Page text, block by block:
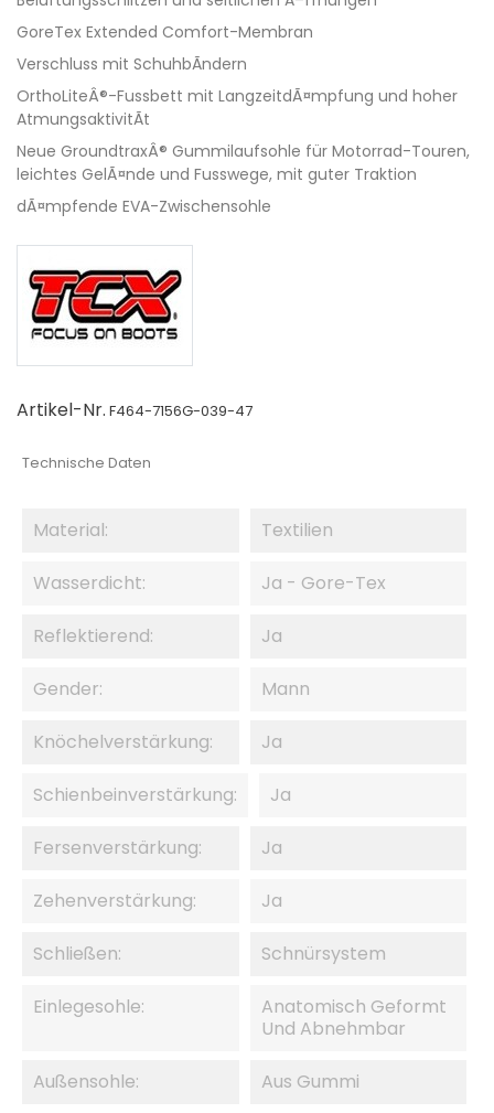
GoreTex Extended Comfort-Membran
Verschluss mit SchuhbÃndern
OrthoLiteÂ®-Fussbett mit LangzeitdÃ¤mpfung und hoher
AtmungsaktivitÃt
Neue GroundtraxÂ® Gummilaufsohle für Motorrad-Touren,
leichtes GelÃ¤nde und Fusswege, mit guter Traktion
dÃ¤mpfende EVA-Zwischensohle
Artikel-Nr. F464-7156G-039-47
Technische Daten
Material: Textilien
Wasserdicht: Ja - Gore-Tex
Reflektierend: Ja
Gender: Mann
Knöchelverstärkung: Ja
Schienbeinverstärkung: Ja
Fersenverstärkung: Ja
Zehenverstärkung: Ja
Schließen: Schnürsystem
Einlegesohle:
Anatomisch Geformt
Und Abnehmbar
Außensohle: Aus Gummi